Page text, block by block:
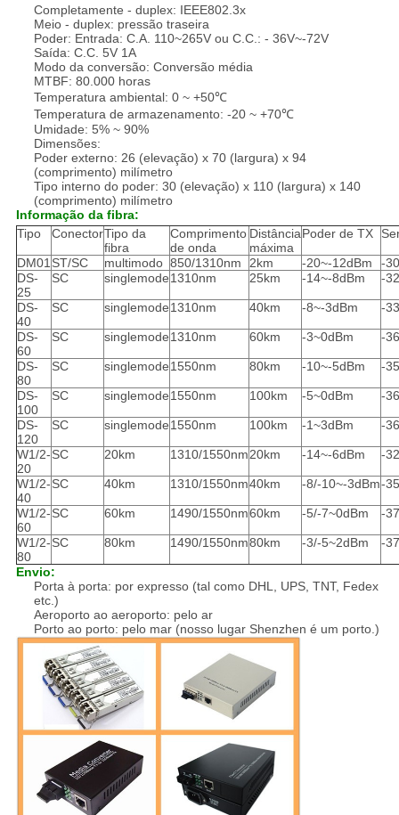
Completamente - duplex: IEEE802.3x
Meio - duplex: pressão traseira
Poder: Entrada: C.A. 110~265V ou C.C.: - 36V~-72V
Saída: C.C. 5V 1A
Modo da conversão: Conversão média
MTBF: 80.000 horas
Temperatura ambiental: 0 ~ +50℃
Temperatura de armazenamento: -20 ~ +70℃
Umidade: 5% ~ 90%
Dimensões:
Poder externo: 26 (elevação) x 70 (largura) x 94
(comprimento) milímetro
Tipo interno do poder: 30 (elevação) x 110 (largura) x 140
(comprimento) milímetro
Informação da fibra:
Tipo
ConectorTipo da
fibra
Comprimento
de onda
Distância
máxima
Poder de TX
DM01ST/SC multimodo 850/1310nm 2km -20~-12dBm
-
DS-
25
SC singlemode1310nm 25km -14~-8dBm -
DS-
40
SC singlemode1310nm 40km -8~-3dBm -
DS-
60
SC singlemode1310nm 60km -3~0dBm -
DS-
80
SC singlemode1550nm 80km -10~-5dBm -
DS-
100
SC singlemode1550nm 100km -5~0dBm -
DS-
120
SC singlemode1550nm 100km -1~3dBm -
W1/2-
20
SC 20km 1310/1550nm20km -14~-6dBm -
W1/2-
40
SC 40km 1310/1550nm40km -8/-10~-3dBm-
W1/2-
60
SC 60km 1490/1550nm60km -5/-7~0dBm -
W1/2-
80
SC 80km 1490/1550nm80km -3/-5~2dBm -
Envio:
Porta à porta: por expresso (tal como DHL, UPS, TNT, Fedex
etc.)
Aeroporto ao aeroporto: pelo ar
Porto ao porto: pelo mar (nosso lugar Shenzhen é um porto.)